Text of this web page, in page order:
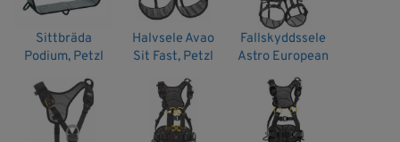
Certifiering(er): CE EN 813, CE EN 358
Material: Nylon, polyester, aluminium, stål
Midja: 65-80 strl0, 70-93cm strl1, 83-120cm strl 2
Benband: 44-59 strl0, 47-62cm strl1, 50-65 strl 2
Sittbräda
Podium, Petzl
Halvsele Avao
Sit Fast, Petzl
Fallskyddssele
Astro European
Version, Petzl